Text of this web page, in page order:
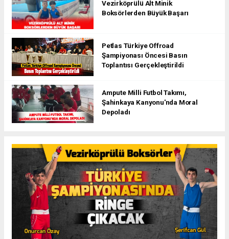
Vezirköprülü Alt Minik
Boksörlerden Büyük Başarı
Petlas Türkiye Offroad
Şampiyonası Öncesi Basın
Toplantısı Gerçekleştirildi
Ampute Milli Futbol Takımı,
Şahinkaya Kanyonu'nda Moral
Depoladı